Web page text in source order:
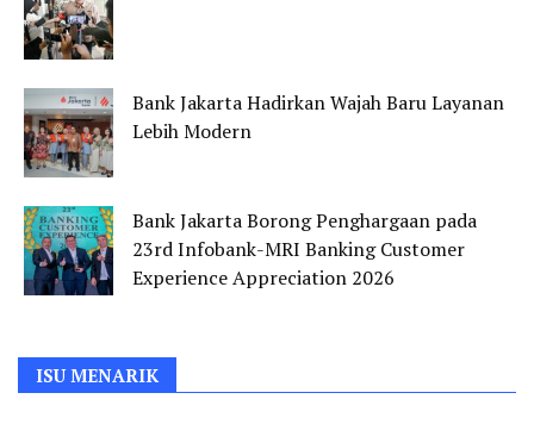
Bank Jakarta Hadirkan Wajah Baru Layanan
Lebih Modern
Bank Jakarta Borong Penghargaan pada
23rd Infobank-MRI Banking Customer
Experience Appreciation 2026
ISU MENARIK